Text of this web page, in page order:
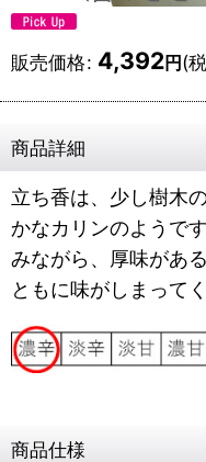
販売価格: 4,392円 (
商品詳細
立ち香は、少し樹木
かなカリンのようで
みながら、厚味があ
ともに味がしまってく
商品仕様